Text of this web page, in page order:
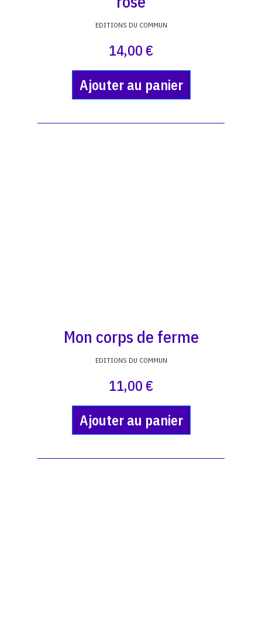
EDITIONS DU COMMUN
14,00 €
Ajouter au panier
Mon corps de ferme
EDITIONS DU COMMUN
11,00 €
Ajouter au panier